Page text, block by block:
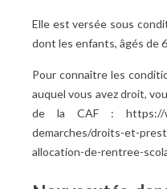
Elle est versée sous
dont les enfants, âgés de
Pour connaître les
auquel vous avez droit,
de la CAF : https://
demarches/droits-et-
allocation-de-rentree-